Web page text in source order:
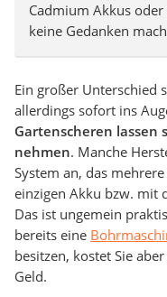
Cadmium Akkus
keine Gedanken
Ein großer Unterschied
allerdings sofort ins
Gartenscheren lassen
nehmen. Manche
System an, das
einzigen Akku bzw. mit
Das ist ungemein
bereits eine
besitzen, kostet Sie
Geld.